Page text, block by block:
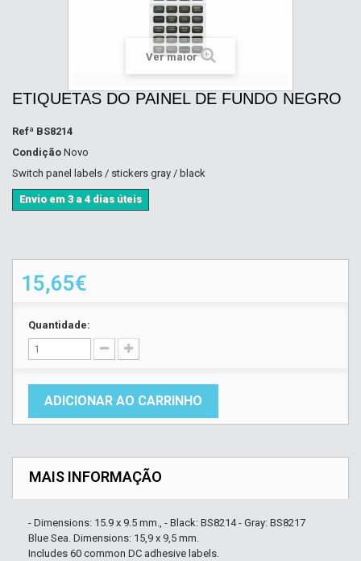
Ver maior
ETIQUETAS DO PAINEL DE FUNDO NEGRO
Refª BS8214
Condição Novo
Switch panel labels / stickers gray / black
Envio em 3 a 4 dias úteis
15,65€
Quantidade:
ADICIONAR AO CARRINHO
MAIS INFORMAÇÃO
- Dimensions: 15.9 x 9.5 mm., - Black: BS8214 - Gray: BS8217
Blue Sea. Dimensions: 15,9 x 9,5 mm.
Includes 60 common DC adhesive labels.